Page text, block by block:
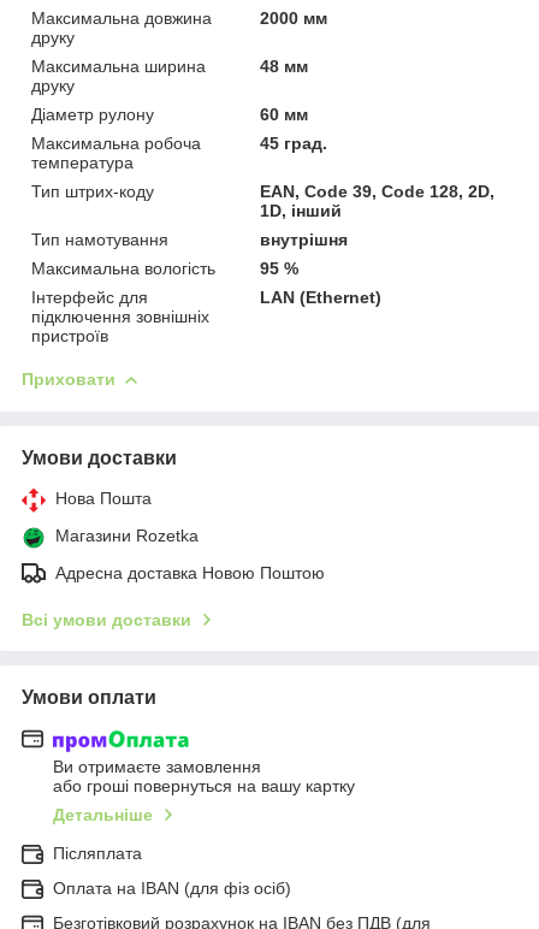
Максимальна довжина
друку
2000 мм
Максимальна ширина
друку
48 мм
Діаметр рулону
60 мм
Максимальна робоча
температура
45 град.
Тип штрих-коду
EAN, Code 39, Code 128, 2D,
1D, інший
Тип намотування
внутрішня
Максимальна вологість
95 %
Інтерфейс для
підключення зовнішніх
пристроїв
LAN (Ethernet)
Приховати
Умови доставки
Нова Пошта
Магазини Rozetka
Адресна доставка Новою Поштою
Всі умови доставки
Умови оплати
Ви отримаєте замовлення
або гроші повернуться на вашу картку
Детальніше
Післяплата
Оплата на IBAN (для фіз осіб)
Безготівковий розрахунок на IBAN без ПДВ (для